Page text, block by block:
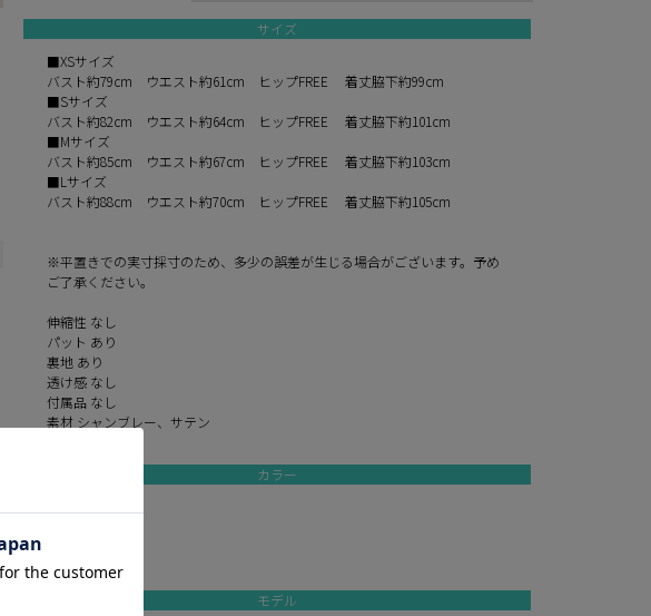
サイズ
■XSサイズ
バスト約79cm ウエスト約61cm ヒップFREE 着丈脇下約99cm
■Sサイズ
バスト約82cm ウエスト約64cm ヒップFREE 着丈脇下約101cm
■Mサイズ
バスト約85cm ウエスト約67cm ヒップFREE 着丈脇下約103cm
■Lサイズ
バスト約88cm ウエスト約70cm ヒップFREE 着丈脇下約105cm
※平置きでの実寸採寸のため、多少の誤差が生じる場合がございます。予め
ご了承ください。
伸縮性 なし
パット あり
裏地 あり
透け感 なし
付属品 なし
素材 シャンブレー、サテン
カラー
light gray
モデル